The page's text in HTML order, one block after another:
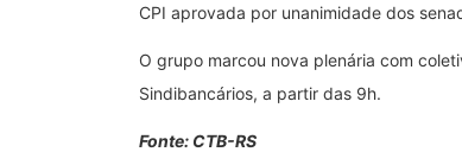
CPI aprovada por unanimidade dos
O grupo marcou nova plenária com
Sindibancários, a partir das 9h.
Fonte: CTB-RS